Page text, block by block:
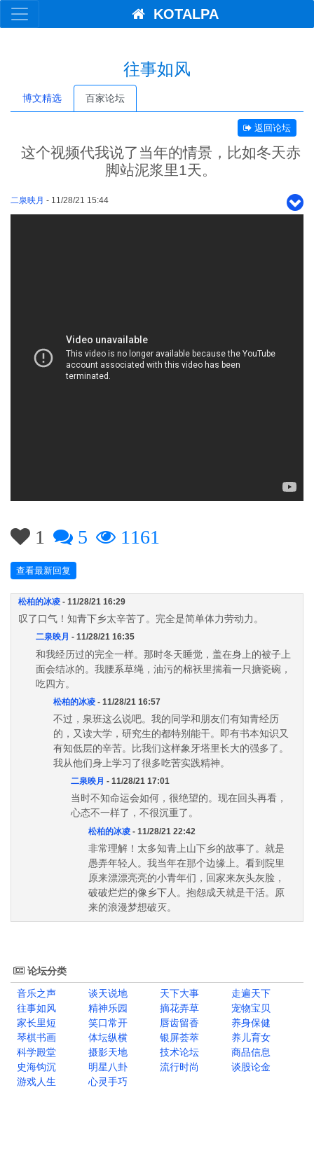
KOTALPA
往事如风
博文精选 百家论坛
返回论坛
这个视频代我说了当年的情景，比如冬天赤
脚站泥浆里1天。
二泉映月 - 11/28/21 15:44
1 5 1161
查看最新回复
松柏的冰凌 - 11/28/21 16:29
叹了口气！知青下乡太辛苦了。完全是简单体力劳动力。
二泉映月 - 11/28/21 16:35
和我经历过的完全一样。那时冬天睡觉，盖在身上的被子上
面会结冰的。我腰系草绳，油污的棉袄里揣着一只搪瓷碗，
吃四方。
松柏的冰凌 - 11/28/21 16:57
不过，泉班这么说吧。我的同学和朋友们有知青经历
的，又读大学，研究生的都特别能干。即有书本知识又
有知低层的辛苦。比我们这样象牙塔里长大的强多了。
我从他们身上学习了很多吃苦实践精神。
二泉映月 - 11/28/21 17:01
当时不知命运会如何，很绝望的。现在回头再看，
心态不一样了，不很沉重了。
松柏的冰凌 - 11/28/21 22:42
非常理解！太多知青上山下乡的故事了。就是
愚弄年轻人。我当年在那个边缘上。看到院里
原来漂漂亮亮的小青年们，回家来灰头灰脸，
破破烂烂的像乡下人。抱怨成天就是干活。原
来的浪漫梦想破灭。
论坛分类
音乐之声
谈天说地 天下大事
走遍天下
往事如风
精神乐园 摘花弄草
宠物宝贝
家长里短
笑口常开 唇齿留香
养身保健
琴棋书画
体坛纵横 银屏荟萃
养儿育女
科学殿堂
摄影天地 技术论坛
商品信息
史海钩沉
明星八卦 流行时尚
谈股论金
游戏人生
心灵手巧